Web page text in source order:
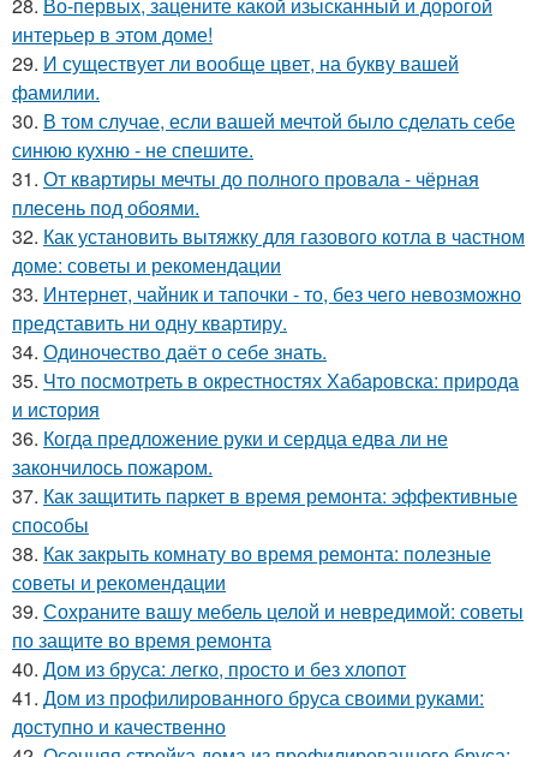
28. Во-первых, зацените какой изысканный и дорогой
интерьер в этом доме!
29. И существует ли вообще цвет, на букву вашей
фамилии.
30. В том случае, если вашей мечтой было сделать себе
синюю кухню - не спешите.
31. От квартиры мечты до полного провала - чёрная
плесень под обоями.
32. Как установить вытяжку для газового котла в частном
доме: советы и рекомендации
33. Интернет, чайник и тапочки - то, без чего невозможно
представить ни одну квартиру.
34. Одиночество даёт о себе знать.
35. Что посмотреть в окрестностях Хабаровска: природа
и история
36. Когда предложение руки и сердца едва ли не
закончилось пожаром.
37. Как защитить паркет в время ремонта: эффективные
способы
38. Как закрыть комнату во время ремонта: полезные
советы и рекомендации
39. Сохраните вашу мебель целой и невредимой: советы
по защите во время ремонта
40. Дом из бруса: легко, просто и без хлопот
41. Дом из профилированного бруса своими руками:
доступно и качественно